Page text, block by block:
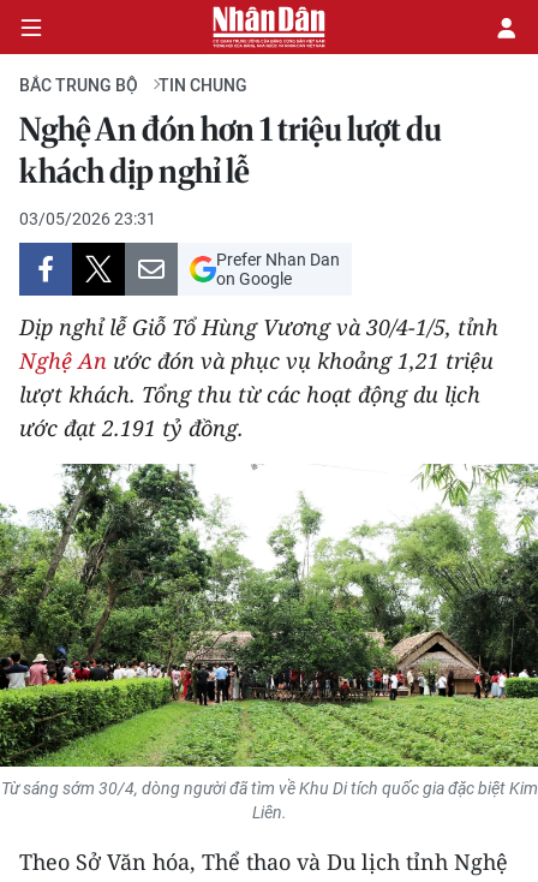
CHÍNH TRỊ
KINH TẾ
VĂN HÓA
XÃ HỘI
PHÁP LUẬT
THẾ GIỚI
THỂ THAO
GIÁO DỤC
Y TẾ
KHOA HỌC - CÔNG NGHỆ
MÔI TRƯỜNG
BẠN ĐỌC
BẮC TRUNG BỘ TIN CHUNG
Nghệ An đón hơn 1 triệu lượt du
khách dịp nghỉ lễ
03/05/2026 23:31
Prefer Nhan Dan
on Google
Dịp nghỉ lễ Giỗ Tổ Hùng Vương và 30/4-1/5, tỉnh
Nghệ An ước đón và phục vụ khoảng 1,21 triệu
lượt khách. Tổng thu từ các hoạt động du lịch
ước đạt 2.191 tỷ đồng.
Từ sáng sớm 30/4, dòng người đã tìm về Khu Di tích quốc gia đặc biệt Kim
Liên.
Theo Sở Văn hóa, Thể thao và Du lịch tỉnh Nghệ